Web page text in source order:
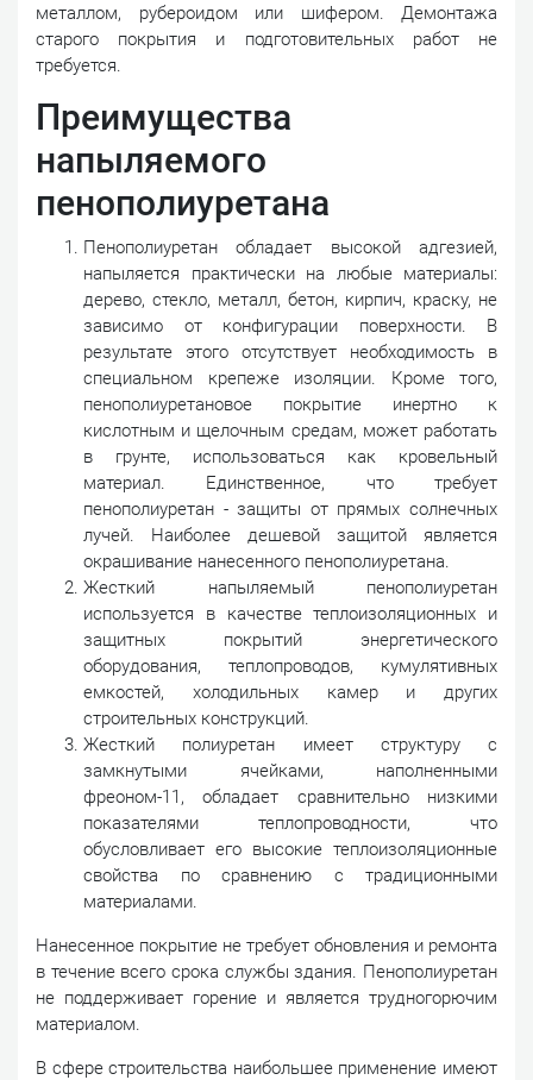
металлом, рубероидом или шифером. Демонтажа
старого покрытия и подготовительных работ не
требуется.
Преимущества
напыляемого
пенополиуретана
Пенополиуретан обладает высокой адгезией,
напыляется практически на любые материалы:
дерево, стекло, металл, бетон, кирпич, краску, не
зависимо от конфигурации поверхности. В
результате этого отсутствует необходимость в
специальном крепеже изоляции. Кроме того,
пенополиуретановое покрытие инертно к
кислотным и щелочным средам, может работать
в грунте, использоваться как кровельный
материал. Единственное, что требует
пенополиуретан - защиты от прямых солнечных
лучей. Наиболее дешевой защитой является
окрашивание нанесенного пенополиуретана.
Жесткий напыляемый пенополиуретан
используется в качестве теплоизоляционных и
защитных покрытий энергетического
оборудования, теплопроводов, кумулятивных
емкостей, холодильных камер и других
строительных конструкций.
Жесткий полиуретан имеет структуру с
замкнутыми ячейками, наполненными
фреоном-11, обладает сравнительно низкими
показателями теплопроводности, что
обусловливает его высокие теплоизоляционные
свойства по сравнению с традиционными
материалами.
Нанесенное покрытие не требует обновления и ремонта
в течение всего срока службы здания. Пенополиуретан
не поддерживает горение и является трудногорючим
материалом.
В сфере строительства наибольшее применение имеют